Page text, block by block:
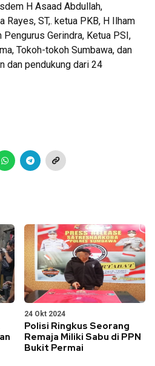
H Asaad Abdullah,
Rayes, ST,. ketua PKB, H Ilham
Pengurus Gerindra, Ketua PSI,
Tokoh-tokoh Sumbawa, dan
dan pendukung dari 24
24 Okt 2024
Polisi Ringkus Seorang
Remaja Miliki Sabu di PPN
Bukit Permai